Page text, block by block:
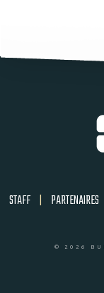
STAFF | PARTENAIRES
© 2026